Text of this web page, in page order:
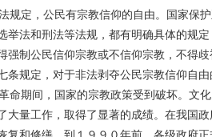
规定，公民有宗教信仰的自由。国家保
举法和刑法等法规，都有明确具体的规
强制公民信仰宗教或不信仰宗教，不得
条规定，对于非法剥夺公民宗教信仰自
命期间，国家的宗教政策受到破坏。文
大量工作，取得了显著的成绩。在我国